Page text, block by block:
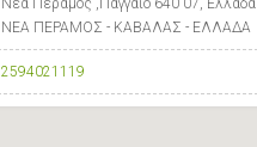
Νεα Περαμος ,Παγγαίο 640 07, Ελλάδα
ΝΕΑ ΠΕΡΑΜΟΣ - ΚΑΒΑΛΑΣ - ΕΛΛΑΔΑ
2594021119